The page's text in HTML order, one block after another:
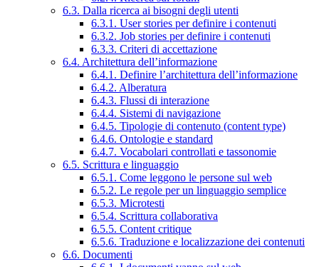
6.3. Dalla ricerca ai bisogni degli utenti
6.3.1. User stories per definire i contenuti
6.3.2. Job stories per definire i contenuti
6.3.3. Criteri di accettazione
6.4. Architettura dell’informazione
6.4.1. Definire l’architettura dell’informazione
6.4.2. Alberatura
6.4.3. Flussi di interazione
6.4.4. Sistemi di navigazione
6.4.5. Tipologie di contenuto (content type)
6.4.6. Ontologie e standard
6.4.7. Vocabolari controllati e tassonomie
6.5. Scrittura e linguaggio
6.5.1. Come leggono le persone sul web
6.5.2. Le regole per un linguaggio semplice
6.5.3. Microtesti
6.5.4. Scrittura collaborativa
6.5.5. Content critique
6.5.6. Traduzione e localizzazione dei contenuti
6.6. Documenti